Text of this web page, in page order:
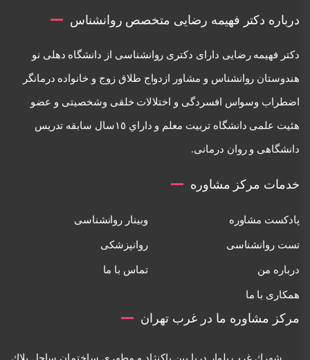
درباره دکتر فهیمه رضایی متخصص روانشناس
دكتر فهيمه رضايی دارای دكتری روانشناسی از دانشگاه دهلی نو
هندوستان روانشناس و مشاور ازدواج طلاق زوج و خانواده درمانگر
اضطراب وسواس افسردگی و اختلالات خلقی وشخصيتی و عضو
هئيت علمی دانشگاه تربيت معلم و داراي ١٥سال سابقه تدريس
دانشگاهی و روان درمانی.
خدمات مرکز مشاوره
پادکست مشاوره وبینار روانشناسی
تست روانشناسی روانپزشکی
درباره من تماس با ما
همکاری با ما
مرکز مشاوره ما در غرب تهران
شهرك غرب بلوار دريا بين پاكنژاد و مطهري ساختمان ساحل پلاك